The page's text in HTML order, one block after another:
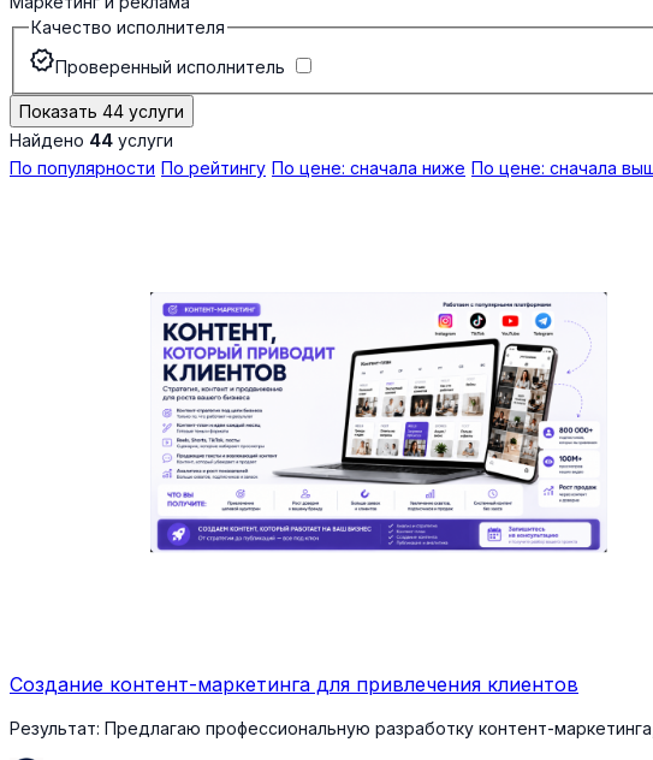
Качество исполнителя
verifiedПроверенный исполнитель
Показать 44 услуги
Найдено 44 услуги
По популярности По рейтингу По цене: сначала ниже По цене: сначала
Создание контент-маркетинга для привлечения клиентов
Результат: Предлагаю профессиональную разработку контент-